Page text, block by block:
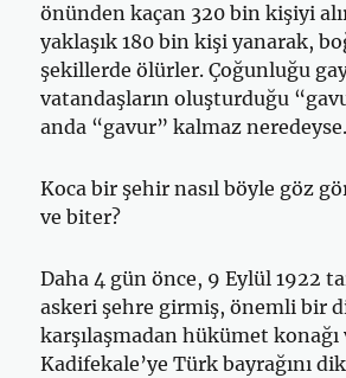
önünden kaçan 320 bin kişiyi
yaklaşık 180 bin kişi yanarak,
şekillerde ölürler. Çoğunluğu
vatandaşların oluşturduğu
anda “gavur” kalmaz neredeyse.
Koca bir şehir nasıl böyle göz
ve biter?
Daha 4 gün önce, 9 Eylül 1922
askeri şehre girmiş, önemli bir
karşılaşmadan hükümet konağı
Kadifekale’ye Türk bayrağını